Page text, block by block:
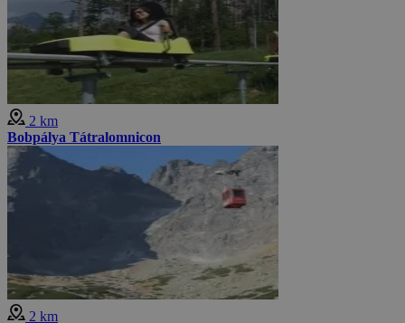
2 km
Bobpálya Tátralomnicon
2 km